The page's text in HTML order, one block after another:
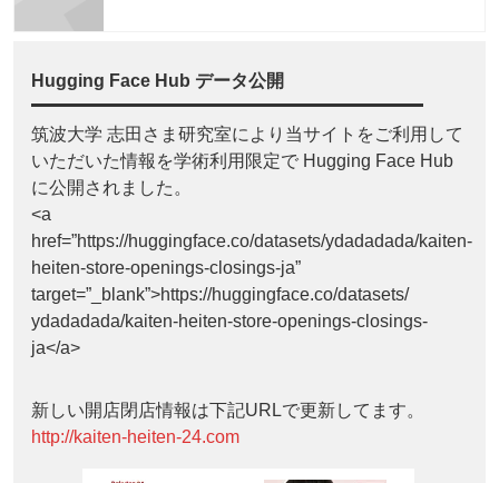
Hugging Face Hub データ公開
筑波大学 志田さま研究室により当サイトをご利用して
いただいた情報を学術利用限定で Hugging Face Hub
に公開されました。
<a
href=”https://huggingface.co/datasets/ydadadada/kaiten-
heiten-store-openings-closings-ja”
target=”_blank”>https://huggingface.co/datasets/
ydadadada/kaiten-heiten-store-openings-closings-
ja</a>
新しい開店閉店情報は下記URLで更新してます。
http://kaiten-heiten-24.com